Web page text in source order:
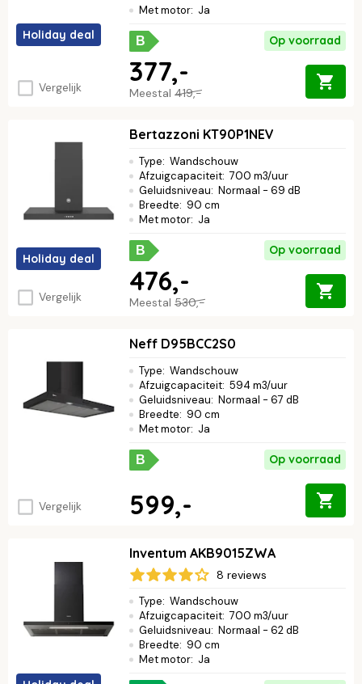
Holiday deal
Vergelijk
Met motor: Ja
B Op voorraad
Meestal 419,-
377,-
Holiday deal
Vergelijk
Bertazzoni KT90P1NEV
Type: Wandschouw
Afzuigcapaciteit: 700 m3/uur
Geluidsniveau: Normaal - 69 dB
Breedte: 90 cm
Met motor: Ja
B Op voorraad
Meestal 530,-
476,-
Vergelijk
Neff D95BCC2S0
Type: Wandschouw
Afzuigcapaciteit: 594 m3/uur
Geluidsniveau: Normaal - 67 dB
Breedte: 90 cm
Met motor: Ja
B Op voorraad
599,-
Inventum AKB9015ZWA
8 reviews
Type: Wandschouw
Afzuigcapaciteit: 700 m3/uur
Geluidsniveau: Normaal - 62 dB
Breedte: 90 cm
Met motor: Ja